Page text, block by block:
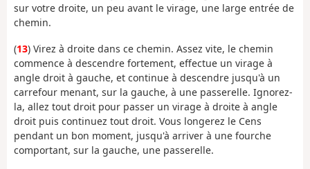
sur votre droite, un peu avant le virage, une large entrée de
chemin.
(13) Virez à droite dans ce chemin. Assez vite, le chemin
commence à descendre fortement, effectue un virage à
angle droit à gauche, et continue à descendre jusqu'à un
carrefour menant, sur la gauche, à une passerelle. Ignorez-
la, allez tout droit pour passer un virage à droite à angle
droit puis continuez tout droit. Vous longerez le Cens
pendant un bon moment, jusqu'à arriver à une fourche
comportant, sur la gauche, une passerelle.